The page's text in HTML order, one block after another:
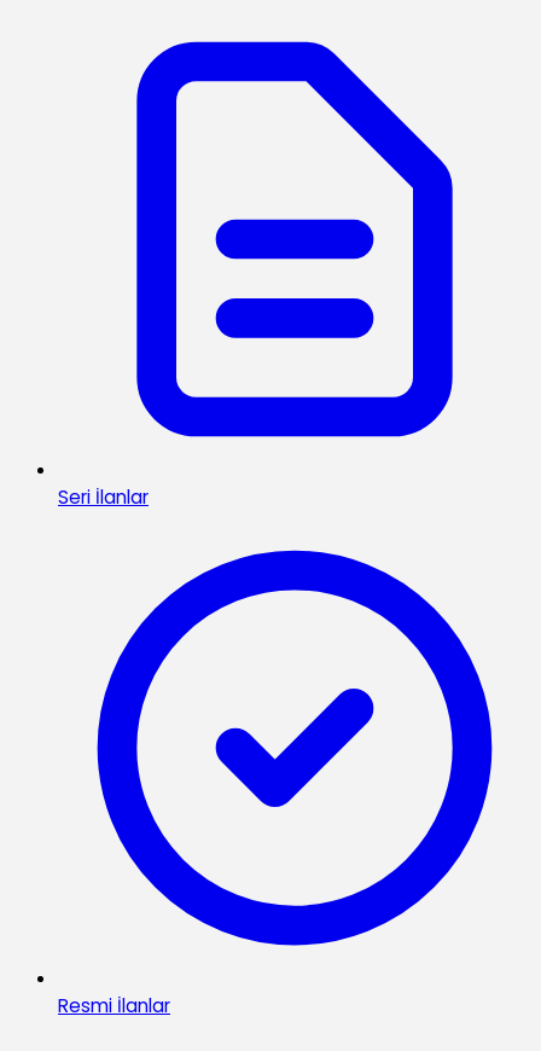
Seri İlanlar
Resmi İlanlar